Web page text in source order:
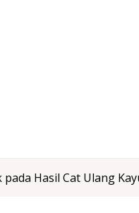
Hasil Cat Ulang